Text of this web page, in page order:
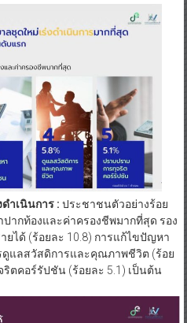
ำเนินการ : ประชาชนตัวอย่างร้อย
ปากท้องและค่าครองชีพมากที่สุด รอง
ยได้ (ร้อยละ 10.8) การแก้ไขปัญหา
แลสวัสดิการและคุณภาพชีวิต (ร้อย
ตคอร์รัปชัน (ร้อยละ 5.1) เป็นต้น